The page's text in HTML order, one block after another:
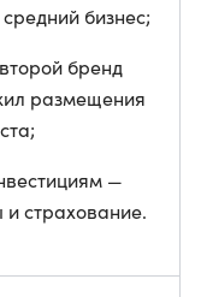
бизнес;
бренд
размещения
—
страхование.